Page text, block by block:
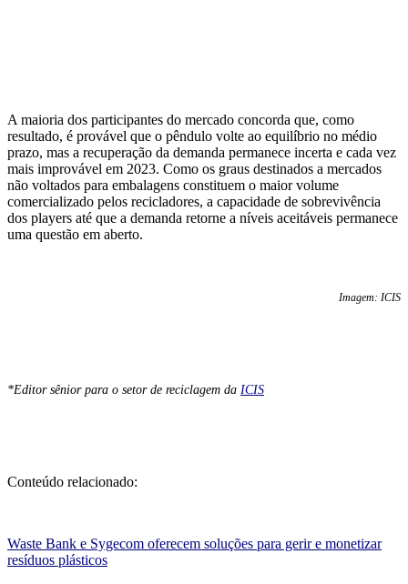
A maioria dos participantes do mercado concorda que, como
resultado, é provável que o pêndulo volte ao equilíbrio no médio
prazo, mas a recuperação da demanda permanece incerta e cada vez
mais improvável em 2023. Como os graus destinados a mercados
não voltados para embalagens constituem o maior volume
comercializado pelos recicladores, a capacidade de sobrevivência
dos players até que a demanda retorne a níveis aceitáveis permanece
uma questão em aberto.
Imagem: ICIS
*Editor sênior para o setor de reciclagem da ICIS
Conteúdo relacionado:
Waste Bank e Sygecom oferecem soluções para gerir e monetizar
resíduos plásticos